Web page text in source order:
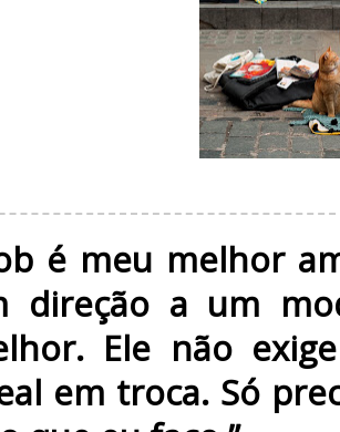
é meu melhor
direção a um
Ele não
em troca. Só